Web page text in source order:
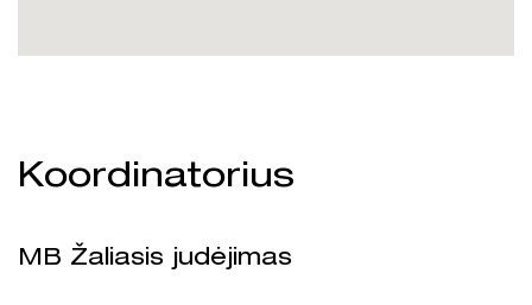
Koordinatorius
MB Žaliasis judėjimas